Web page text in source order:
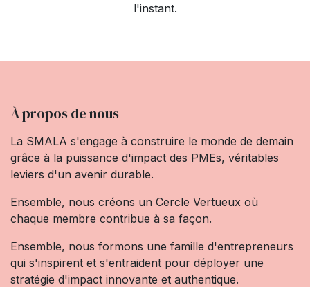
l'instant.
À propos de nous
La SMALA s'engage à construire le monde de demain
grâce à la puissance d'impact des PMEs, véritables
leviers d'un avenir durable.
Ensemble, nous créons un Cercle Vertueux où
chaque membre contribue à sa façon.
Ensemble, nous formons une famille d'entrepreneurs
qui s'inspirent et s'entraident pour déployer une
stratégie d'impact innovante et authentique.